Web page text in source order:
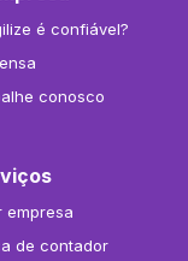
é confiável?
conosco
empresa
de contador